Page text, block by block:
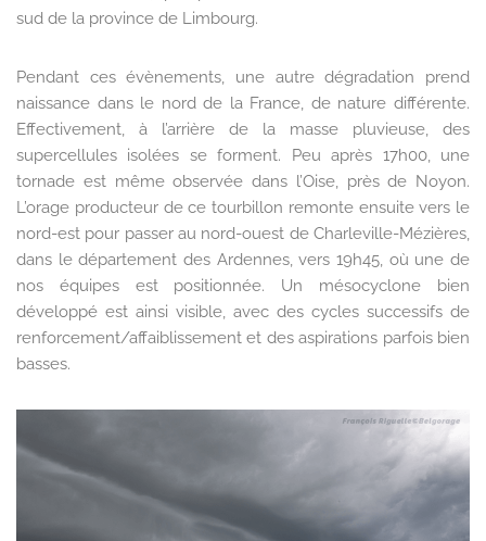
sud de la province de Limbourg.
Pendant ces évènements, une autre dégradation prend
naissance dans le nord de la France, de nature différente.
Effectivement, à l’arrière de la masse pluvieuse, des
supercellules isolées se forment. Peu après 17h00, une
tornade est même observée dans l’Oise, près de Noyon.
L’orage producteur de ce tourbillon remonte ensuite vers le
nord-est pour passer au nord-ouest de Charleville-Mézières,
dans le département des Ardennes, vers 19h45, où une de
nos équipes est positionnée. Un mésocyclone bien
développé est ainsi visible, avec des cycles successifs de
renforcement/affaiblissement et des aspirations parfois bien
basses.